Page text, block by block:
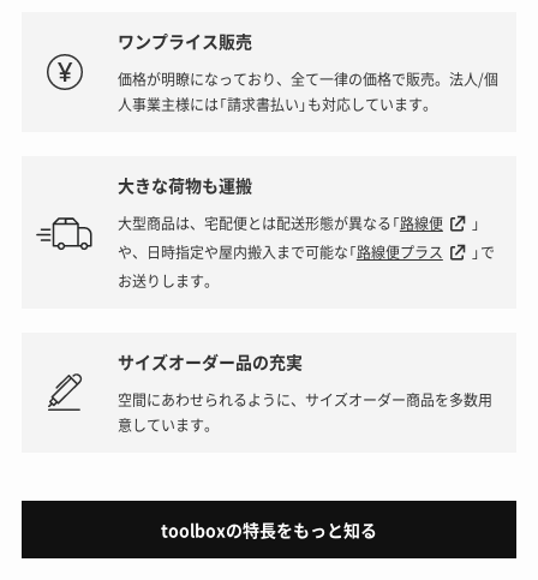
ワンプライス販売
価格が明瞭になっており、全て一律の価格で販売。法人/個
人事業主様には「請求書払い」も対応しています。
大きな荷物も運搬
大型商品は、宅配便とは配送形態が異なる「路線便
」
や、日時指定や屋内搬入まで可能な「路線便プラス
」で
お送りします。
サイズオーダー品の充実
空間にあわせられるように、サイズオーダー商品を多数用
意しています。
toolboxの特長をもっと知る